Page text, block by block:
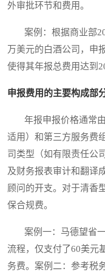
外审批环节和费用。
案例：根据商业部
万美元的白酒公司，申
使得其年报总费用达到
申报费用的主要构成部
年报申报价格通常由
适用）和第三方服务费
司类型（如有限责任公
及财务报表审计和翻译
顾问的开支。对于清香
保合规费。
案例一：马德望省一
流程，仅支付了60美元
务费。案例二：参考税